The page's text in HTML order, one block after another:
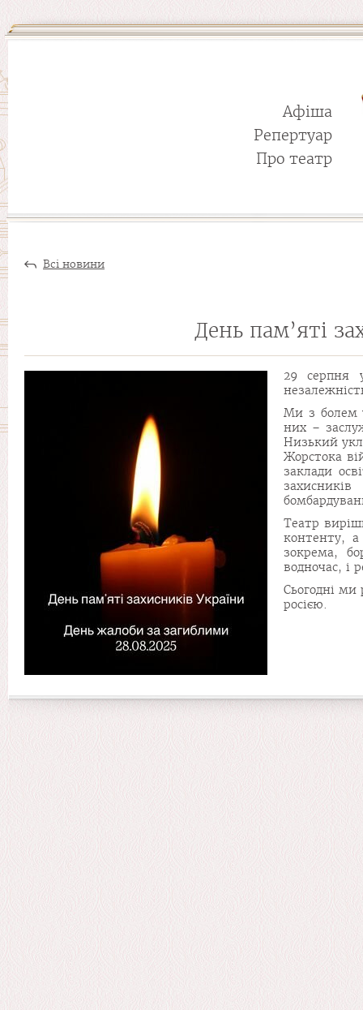
Афіша
Репертуар
Про театр
Всі новини
День пам’яті
29 серпня
Ми з болем
них –
Низький
Жорстока
заклади
Театр
контенту, а
зокрема,
водночас, і
Сьогодні ми
росією.